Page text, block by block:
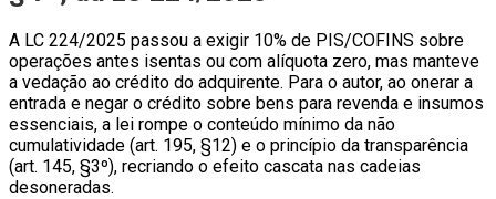
A LC 224/2025 passou a exigir 10% de PIS/COFINS sobre
operações antes isentas ou com alíquota zero, mas manteve
a vedação ao crédito do adquirente. Para o autor, ao onerar a
entrada e negar o crédito sobre bens para revenda e insumos
essenciais, a lei rompe o conteúdo mínimo da não
cumulatividade (art. 195, §12) e o princípio da transparência
(art. 145, §3º), recriando o efeito cascata nas cadeias
desoneradas.